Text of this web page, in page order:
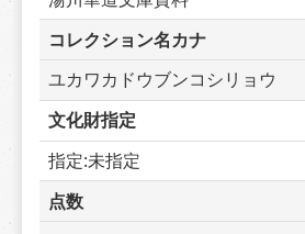
コレクション名カナ
ユカワカドウブンコシリョウ
文化財指定
指定:未指定
点数